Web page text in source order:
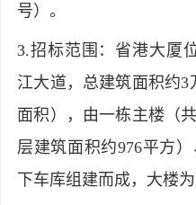
号）。
3.招标范围：省港大厦
江大道，总建筑面积约
面积），由一栋主楼（
层建筑面积约976平方
下车库组建而成，大楼